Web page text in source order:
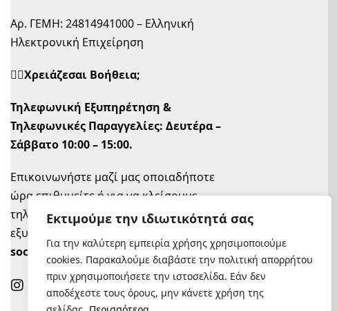
Εκτιμούμε την ιδιωτικότητά σας
Για την καλύτερη εμπειρία χρήσης χρησιμοποιούμε
cookies. Παρακαλούμε διαβάστε την πολιτική απορρήτου
πριν χρησιμοποιήσετε την ιστοσελίδα. Εάν δεν
αποδέχεστε τους όρους, μην κάνετε χρήση της
Αρ. ΓΕΜΗ: 24814941000 – Ελληνική
Ηλεκτρονική Επιχείρηση
🙋‍♀️Χρειάζεσαι Βοήθεια;
Τηλεφωνική Εξυπηρέτηση &
Τηλεφωνικές Παραγγελίες: Δευτέρα –
Σάββατο 10:00 – 15:00.
Επικοινωνήστε μαζί μας οποιαδήποτε
ώρα επιθυμείτε ή για να κλείσουμε
τηλεφωνικό ραντεβού την ώρα που σας
εξυπηρετεί στο
social
.